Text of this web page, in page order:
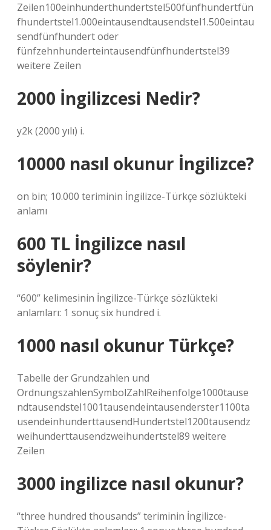
Zeilen100einhunderthundertstel500fünfhundertfün
fhundertstel1.000eintausendtausendstel1.500eintau
sendfünfhundert oder
fünfzehnhunderteintausendfünfhundertstel39
weitere Zeilen
2000 İngilizcesi Nedir?
y2k (2000 yılı) i.
10000 nasıl okunur İngilizce?
on bin; 10.000 teriminin İngilizce-Türkçe sözlükteki
anlamı
600 TL İngilizce nasıl
söylenir?
“600” kelimesinin İngilizce-Türkçe sözlükteki
anlamları: 1 sonuç six hundred i.
1000 nasıl okunur Türkçe?
Tabelle der Grundzahlen und
OrdnungszahlenSymbolZahlReihenfolge1000tause
ndtausendstel1001tausendeintausenderster1100ta
usendeinhunderttausendHundertstel1200tausendz
weihunderttausendzweihundertstel89 weitere
Zeilen
3000 ingilizce nasıl okunur?
“three hundred thousands” teriminin İngilizce-